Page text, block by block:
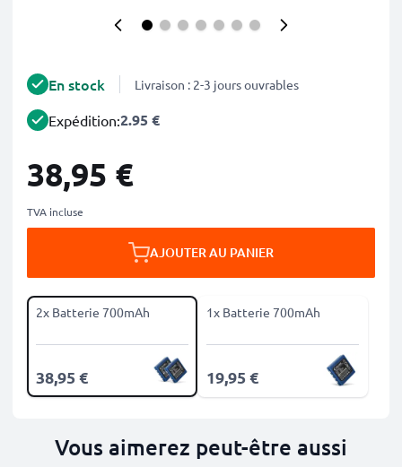
En stock Livraison : 2-3 jours ouvrables
Expédition:2.95 €
38,95 €
TVA incluse
AJOUTER AU PANIER
2x Batterie 700mAh
38,95 €
1x Batterie 700mAh
19,95 €
Vous aimerez peut-être aussi